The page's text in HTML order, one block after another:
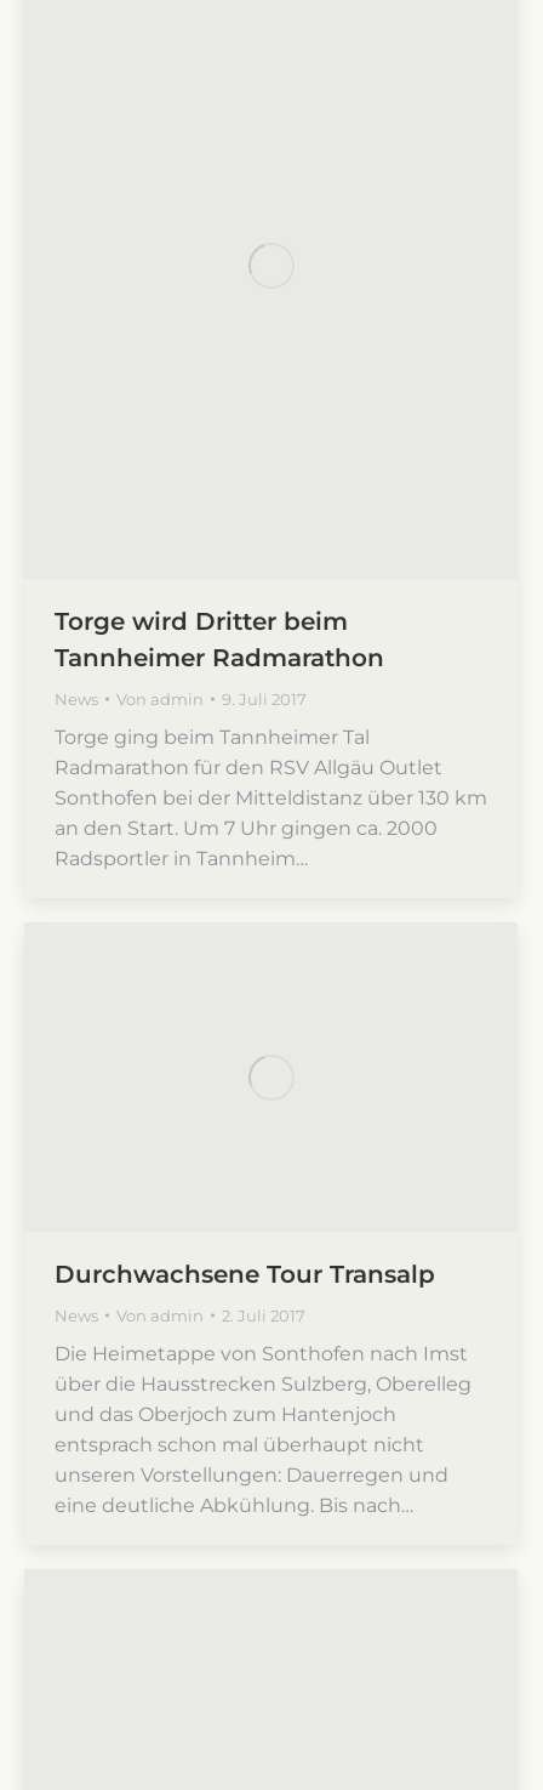
Torge wird Dritter beim
Tannheimer Radmarathon
News Von admin 9. Juli 2017
Torge ging beim Tannheimer Tal
Radmarathon für den RSV Allgäu Outlet
Sonthofen bei der Mitteldistanz über 130 km
an den Start. Um 7 Uhr gingen ca. 2000
Radsportler in Tannheim…
Durchwachsene Tour Transalp
News Von admin 2. Juli 2017
Die Heimetappe von Sonthofen nach Imst
über die Hausstrecken Sulzberg, Oberelleg
und das Oberjoch zum Hantenjoch
entsprach schon mal überhaupt nicht
unseren Vorstellungen: Dauerregen und
eine deutliche Abkühlung. Bis nach…